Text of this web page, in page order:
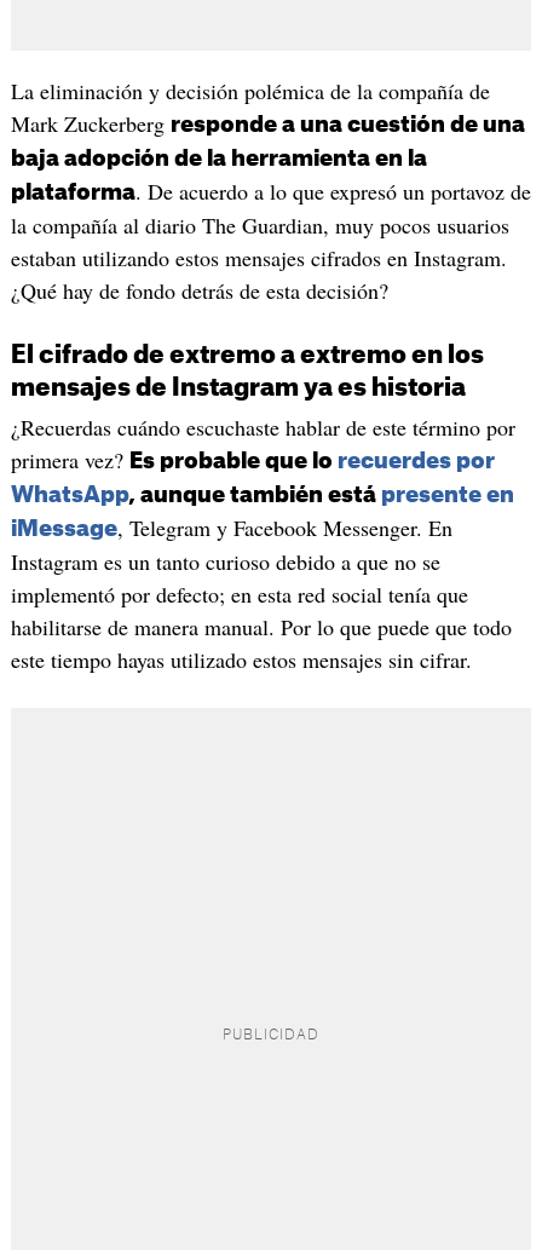
La eliminación y decisión polémica de la compañía de
Mark Zuckerberg responde a una cuestión de una
baja adopción de la herramienta en la
plataforma. De acuerdo a lo que expresó un portavoz de
la compañía al diario The Guardian, muy pocos usuarios
estaban utilizando estos mensajes cifrados en Instagram.
¿Qué hay de fondo detrás de esta decisión?
El cifrado de extremo a extremo en los
mensajes de Instagram ya es historia
¿Recuerdas cuándo escuchaste hablar de este término por
primera vez? Es probable que lo recuerdes por
WhatsApp, aunque también está presente en
iMessage, Telegram y Facebook Messenger. En
Instagram es un tanto curioso debido a que no se
implementó por defecto; en esta red social tenía que
habilitarse de manera manual. Por lo que puede que todo
este tiempo hayas utilizado estos mensajes sin cifrar.